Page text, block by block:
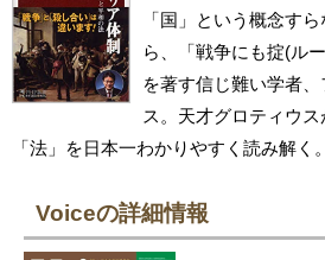
「国」という概念す
ら、「戦争にも掟(ル
を著す信じ難い学者
ス。天才グロティウ
「法」を日本一わかりやすく読み解く。
Voiceの詳細情報